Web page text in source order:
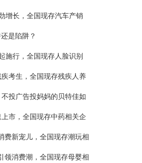
增长，全国现存汽车产销
是陷阱？
施行，全国现存人脸识别
考生，全国现存残疾人养
投广告投妈妈的贝特佳如
市，全国现存中药相关企
费新宠儿，全国现存潮玩相
领消费潮，全国现存母婴相